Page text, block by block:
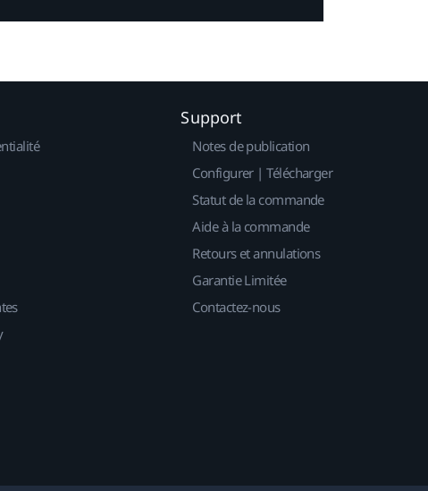
Support
Notes de publication
Configurer | Télécharger
Statut de la commande
Aide à la commande
Retours et annulations
Garantie Limitée
Contactez-nous